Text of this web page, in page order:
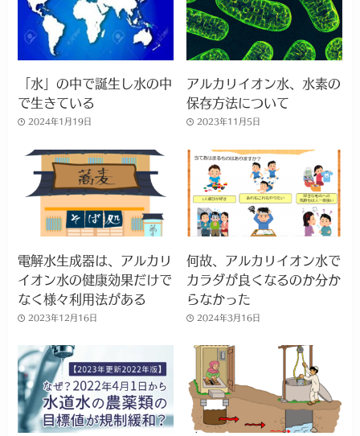
「水」の中で誕生し水の中
で生きている
2024年1月19日
アルカリイオン水、水素の
保存方法について
2023年11月5日
電解水生成器は、アルカリ
イオン水の健康効果だけで
なく様々利用法がある
2023年12月16日
何故、アルカリイオン水で
カラダが良くなるのか分か
らなかった
2024年3月16日